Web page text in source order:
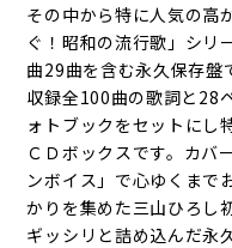
その中から特に人気の高
ぐ！昭和の流行歌」シリ
曲29曲を含む永久保存盤
収録全100曲の歌詞と28
ォトブックをセットにし
ＣＤボックスです。カバ
ンボイス」で心ゆくまで
かりを集めた三山ひろし
ギッシリと詰め込んだ永